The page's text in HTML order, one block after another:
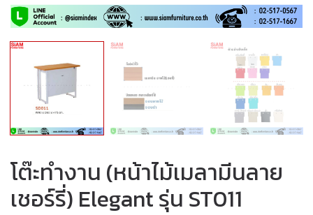
โต๊ะทำงาน (หน้าไม้เมลามีนลาย
เชอร์รี่) Elegant รุ่น ST011